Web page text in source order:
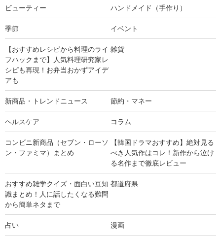
ビューティー ハンドメイド（手作り）
季節 イベント
【おすすめレシピから料理のライ
フハックまで】人気料理研究家レ
シピも再現！お弁当おかずアイデ
アも
雑貨
新商品・トレンドニュース 節約・マネー
ヘルスケア コラム
コンビニ新商品（セブン・ローソ
ン・ファミマ）まとめ
【韓国ドラマおすすめ】絶対見る
べき人気作はコレ！新作から泣け
る名作まで徹底レビュー
おすすめ雑学クイズ・面白い豆知
識まとめ！人に話したくなる難問
から簡単ネタまで
都道府県
占い 漫画